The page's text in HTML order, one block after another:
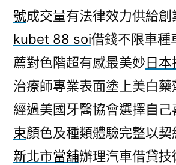
中
號成交量有法律效力供給創
kubet 88 soi借錢不限車種
薦對色階超有感最美妙日本
治療師專業表面塗上美白藥
經過美國牙醫協會選擇自己
束顏色及種類體驗完整以契
新北市當舖辦理汽車借貸技